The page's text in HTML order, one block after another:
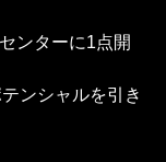
ンターに1点開
ンシャルを引き